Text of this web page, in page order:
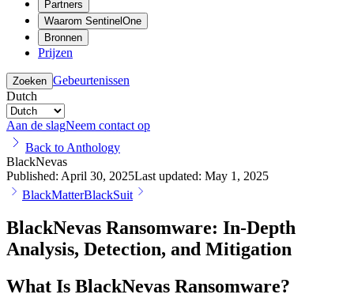
Partners
Waarom SentinelOne
Bronnen
Prijzen
Zoeken Gebeurtenissen
Dutch
Aan de slagNeem contact op
Back to Anthology
BlackNevas
Published: April 30, 2025Last updated: May 1, 2025
BlackMatterBlackSuit
BlackNevas Ransomware: In-Depth
Analysis, Detection, and Mitigation
What Is BlackNevas Ransomware?